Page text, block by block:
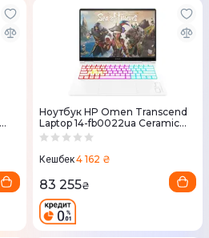
Ноутбук HP Omen Transcend
Laptop 14-fb0022ua Ceramic
White (A49ZSEA)
Кешбек4 162 ₴
83 255₴